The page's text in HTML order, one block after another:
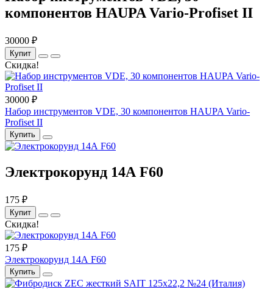
компонентов HAUPA Vario-Profiset II
30000 ₽
Купит
Скидка!
30000 ₽
Набор инструментов VDE, 30 компонентов HAUPA Vario-
Profiset II
Купить
Электрокорунд 14А F60
175 ₽
Купит
Скидка!
175 ₽
Электрокорунд 14А F60
Купить